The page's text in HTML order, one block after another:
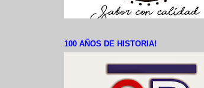
100 AÑOS DE HISTORIA!